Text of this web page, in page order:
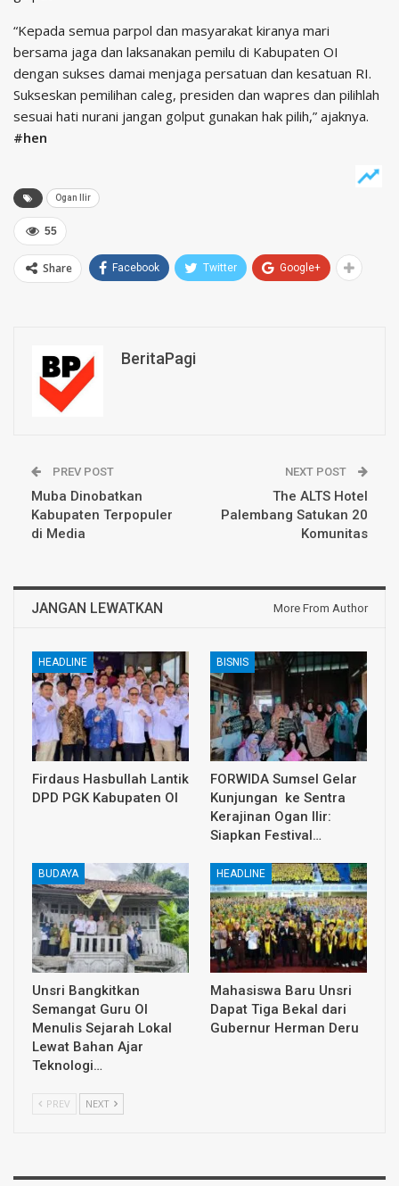
“Kepada semua parpol dan masyarakat kiranya mari
bersama jaga dan laksanakan pemilu di Kabupaten OI
dengan sukses damai menjaga persatuan dan kesatuan RI.
Sukseskan pemilihan caleg, presiden dan wapres dan pilihlah
sesuai hati nurani jangan golput gunakan hak pilih,” ajaknya.
#hen
Ogan Ilir
55
Share Facebook Twitter Google+
BeritaPagi
PREV POST
Muba Dinobatkan
Kabupaten Terpopuler
di Media
NEXT POST
The ALTS Hotel
Palembang Satukan 20
Komunitas
JANGAN LEWATKAN More From Author
HEADLINE
Firdaus Hasbullah Lantik
DPD PGK Kabupaten OI
BISNIS
FORWIDA Sumsel Gelar
Kunjungan ke Sentra
Kerajinan Ogan Ilir:
Siapkan Festival…
BUDAYA
Unsri Bangkitkan
Semangat Guru OI
Menulis Sejarah Lokal
Lewat Bahan Ajar
Teknologi…
HEADLINE
Mahasiswa Baru Unsri
Dapat Tiga Bekal dari
Gubernur Herman Deru
PREV NEXT